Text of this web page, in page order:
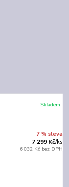
7 % sleva
7 299 Kč/ks
6 032 Kč bez DPH
Skladem